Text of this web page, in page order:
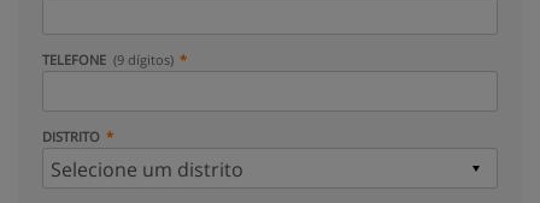
TELEFONE (9 dígitos)
DISTRITO